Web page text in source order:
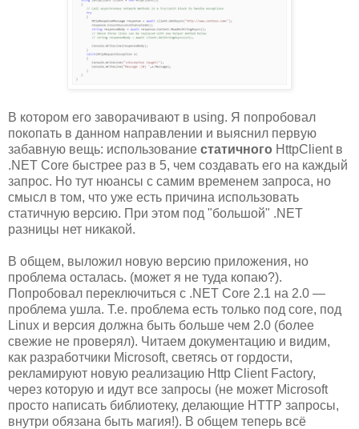
В котором его заворачивают в using. Я попробовал
покопать в данном направлении и выяснил первую
забавную вещь: использование статичного HttpClient в
.NET Core быстрее раз в 5, чем создавать его на каждый
запрос. Но тут нюансы с самим временем запроса, но
смысл в том, что уже есть причина использовать
статичную версию. При этом под "большой" .NET
разницы нет никакой.
В общем, выложил новую версию приложения, но
проблема осталась. (может я не туда копаю?).
Попробовал переключиться с .NET Core 2.1 на 2.0 —
проблема ушла. Т.е. проблема есть только под core, под
Linux и версия должна быть больше чем 2.0 (более
свежие не проверял). Читаем документацию и видим,
как разработчики Microsoft, светясь от гордости,
рекламируют новую реализацию Http Client Factory,
через которую и идут все запросы (не может Microsoft
просто написать библиотеку, делающие HTTP запросы,
внутри обязана быть магия!). В общем теперь всё